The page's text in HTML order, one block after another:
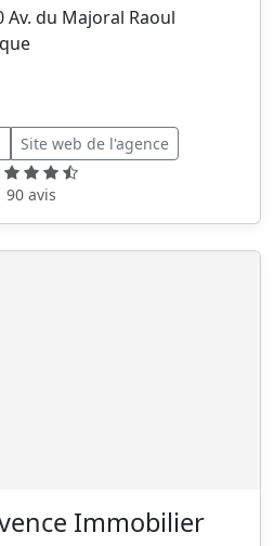
Av. du Majoral Raoul
Site web de l'agence
90 avis
Immobilier